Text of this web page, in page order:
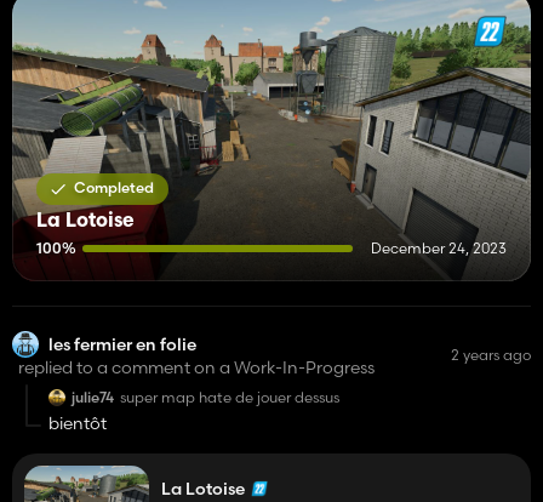
Completed
La Lotoise
100% December 24, 2023
les fermier en folie
replied to a comment on a Work-In-Progress
2 years ago
julie74 super map hate de jouer dessus
bientôt
La Lotoise